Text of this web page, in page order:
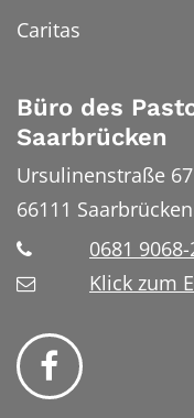
Caritas
Büro des
Saarbrücken
Ursulinenstraße 67
66111 Saarbrücken
0681 9068-
Klick zum